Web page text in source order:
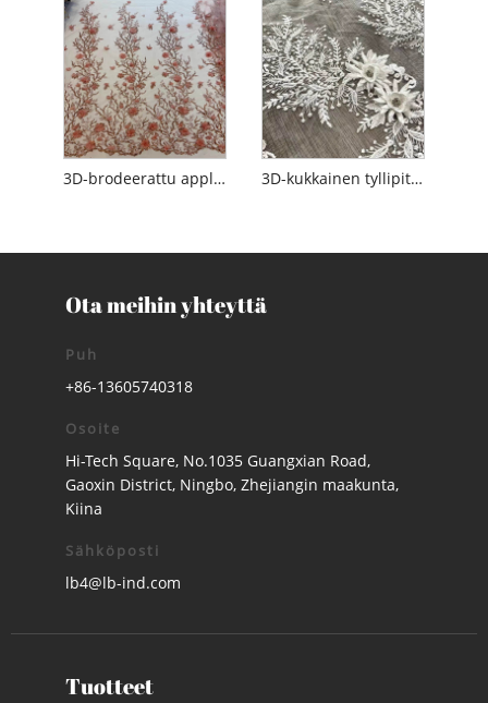
3D-brodeerattu applikoitu kukkakirjonta Tylli kangas 3D-kukkainen tyllipitsikangas tekojalokivillä
Ota meihin yhteyttä
Puh
+86-13605740318
Osoite
Hi-Tech Square, No.1035 Guangxian Road,
Gaoxin District, Ningbo, Zhejiangin maakunta,
Kiina
Sähköposti
lb4@lb-ind.com
Tuotteet